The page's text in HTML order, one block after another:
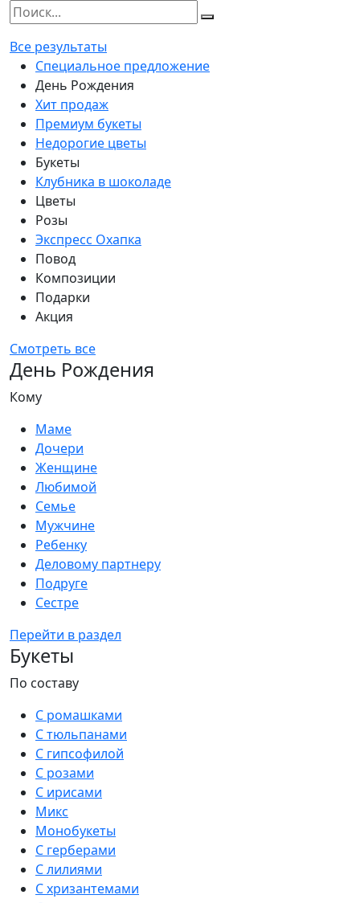
Все результаты
Специальное предложение
День Рождения
Хит продаж
Премиум букеты
Недорогие цветы
Букеты
Клубника в шоколаде
Цветы
Розы
Экспресс Охапка
Повод
Композиции
Подарки
Акция
Смотреть все
День Рождения
Кому
Маме
Дочери
Женщине
Любимой
Семье
Мужчине
Ребенку
Деловому партнеру
Подруге
Сестре
Перейти в раздел
Букеты
По составу
С ромашками
С тюльпанами
С гипсофилой
С розами
С ирисами
Микс
Монобукеты
С герберами
С лилиями
С хризантемами